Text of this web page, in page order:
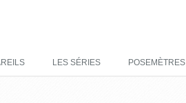
LES SÉRIES POSEMÈTRES